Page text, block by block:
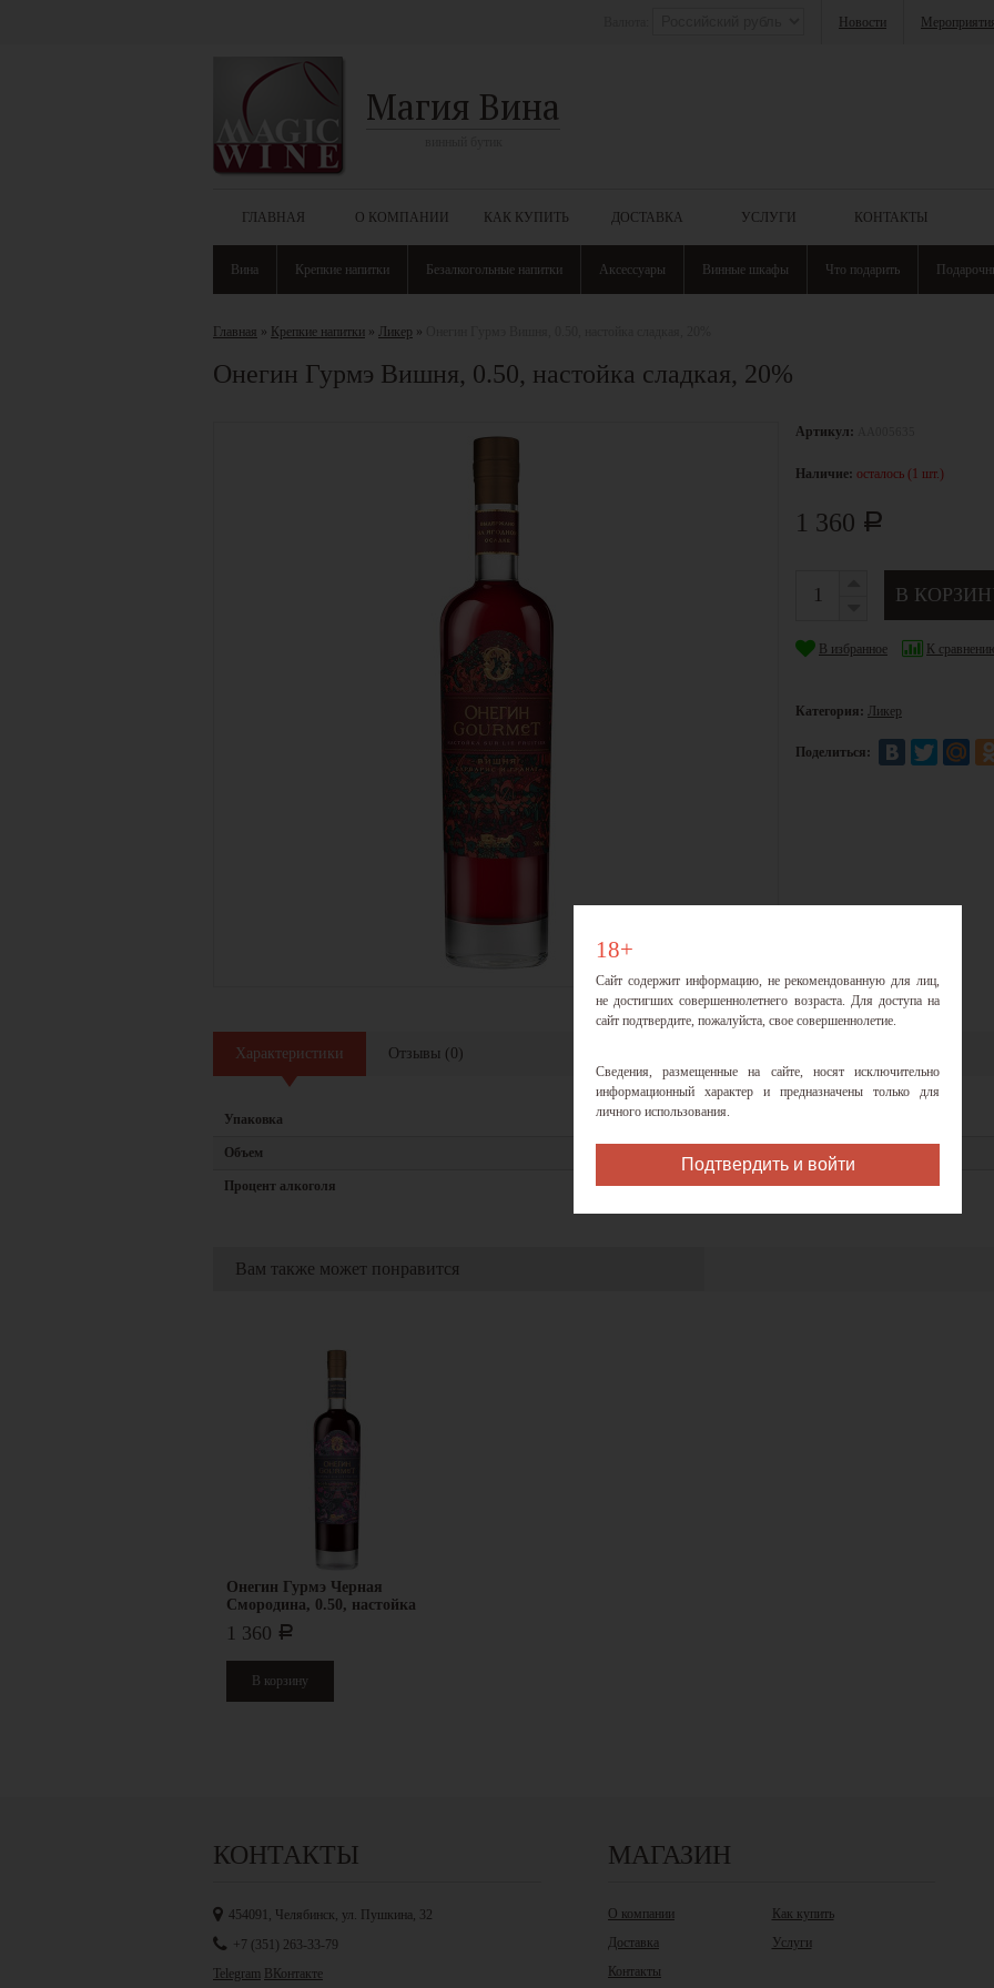
Новости
Магия Вина
ГЛАВНАЯ О КОМПАНИИ КАК КУПИТЬ ДОСТАВКА УСЛУГИ КОНТАКТЫ
Вина Крепкие напитки Безалкогольные напитки Аксессуары Винные шкафы Что подарить
Главная » Крепкие напитки » Ликер »
Онегин Гурмэ Вишня, 0.50, настойка сладкая, 20%
Артикул:
Наличие: осталось (1 шт.)
1 360 Р
В избранное К
Категория: Ликер
Поделиться:
Характеристики Отзывы ( 0 )
Упаковка
Объем
Процент алкоголя 20
Вам также может понравится
Онегин Гурмэ Черная
Смородина, 0.50, настойка
сладкая, 20%
1 360 Р
КОНТАКТЫ
454091, Челябинск, ул. Пушкина, 32
+7 (351) 263-33-79
Telegram ВКонтакте
МАГАЗИН
О компании
Как купить
Доставка
Услуги
Контакты
18+
Сайт содержит информацию, не рекомендованную для лиц,
не достигших совершеннолетнего возраста. Для доступа на
сайт подтвердите, пожалуйста, свое совершеннолетие.
Сведения, размещенные на сайте, носят исключительно
информационный характер и предназначены только для
личного использования.
Подтвердить и войти